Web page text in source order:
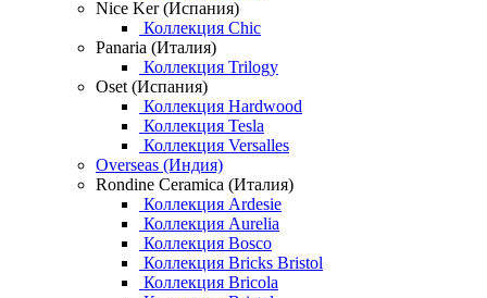
Nice Ker (Испания)
Коллекция Chic
Panaria (Италия)
Коллекция Trilogy
Oset (Испания)
Коллекция Hardwood
Коллекция Tesla
Коллекция Versalles
Overseas (Индия)
Rondine Ceramica (Италия)
Коллекция Ardesie
Коллекция Aurelia
Коллекция Bosco
Коллекция Bricks Bristol
Коллекция Bricola